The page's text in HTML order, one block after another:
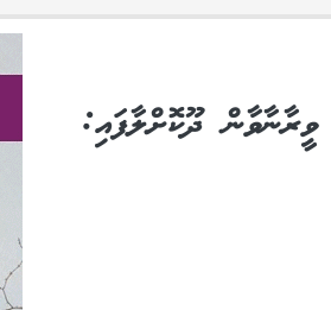
ދޫކޮށްލާފައި: